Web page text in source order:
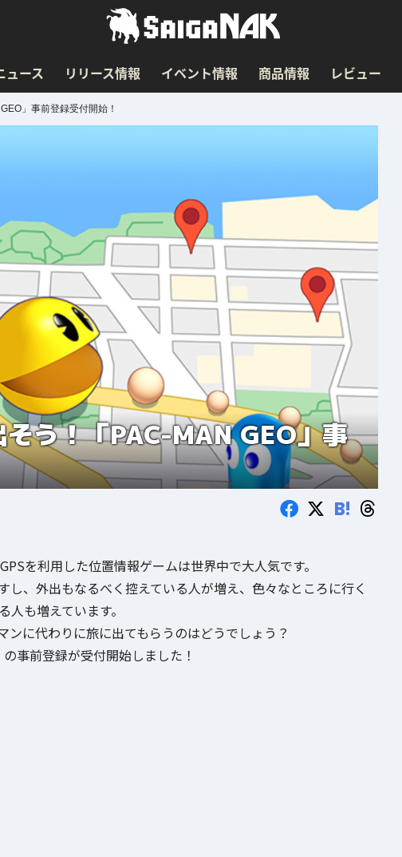
ュース リリース情報 イベント情報 商品情報 レビュー
」事前登録受付開始！
う！「PAC-MAN GEO」事
B!
を利用した位置情報ゲームは世界中で大人気です。
、外出もなるべく控えている人が増え、色々なところに行く
も増えています。
に代わりに旅に出てもらうのはどうでしょう？
の事前登録が受付開始しました！